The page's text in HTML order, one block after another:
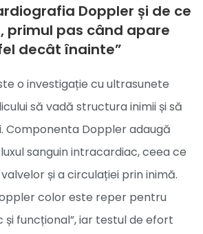
Doppler și de ce
primul pas când apare
decât înainte”
o investigație cu ultrasunete
să vadă structura inimii și să
Componenta Doppler adaugă
sanguin intracardiac, ceea ce
și a circulației prin inimă.
color este reper pentru
funcțional”, iar testul de efort